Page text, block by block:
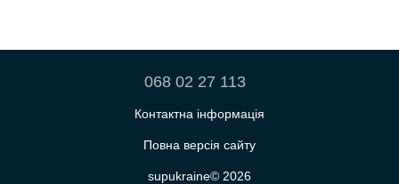
068 02 27 113
Контактна інформація
Повна версія сайту
supukraine© 2026